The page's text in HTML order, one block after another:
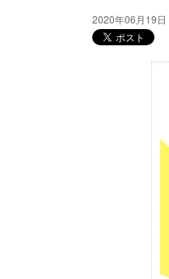
2020年06月19日